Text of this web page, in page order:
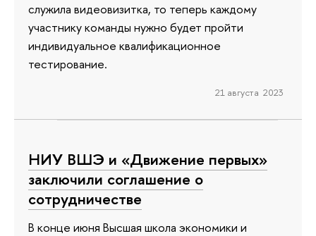
служила видеовизитка, то теперь каждому
участнику команды нужно будет пройти
индивидуальное квалификационное
тестирование.
21 августа 2023
НИУ ВШЭ и «Движение первых»
заключили соглашение о
сотрудничестве
В конце июня Высшая школа экономики и